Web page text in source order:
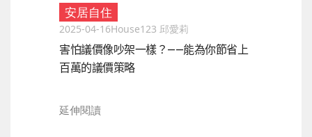
安居自住
2025-04-16House123 邱愛莉
害怕議價像吵架一樣？——能為你節省上
百萬的議價策略
延伸閱讀